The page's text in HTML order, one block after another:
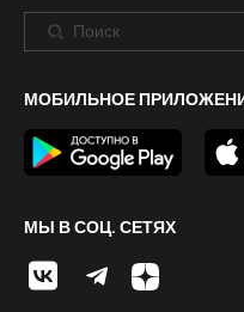
МОБИЛЬНОЕ ПРИЛОЖЕНИЕ
МЫ В СОЦ. СЕТЯХ